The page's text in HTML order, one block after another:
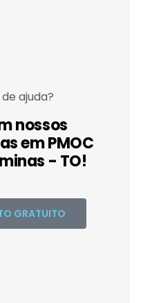
ajuda?
nossos
em PMOC
- TO!
GRATUITO